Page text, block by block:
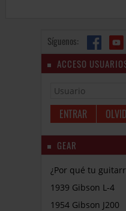
Síguenos:
ACCESO
GEAR
¿Por qué tu
1939 Gibson L-4
1954 Gibson J200